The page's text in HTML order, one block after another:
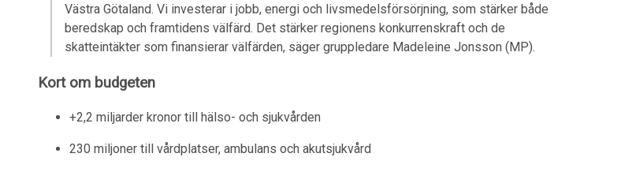
Västra Götaland. Vi investerar i jobb, energi och livsmedelsförsörjning, som stärker både
beredskap och framtidens välfärd. Det stärker regionens konkurrenskraft och de
skatteintäkter som finansierar välfärden, säger gruppledare Madeleine Jonsson (MP).
Kort om budgeten
+2,2 miljarder kronor till hälso- och sjukvården
230 miljoner till vårdplatser, ambulans och akutsjukvård